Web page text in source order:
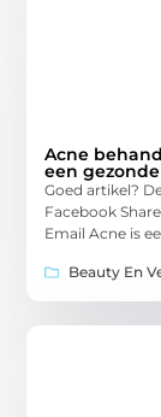
Acne
een
Goed artikel?
Facebook
Email Acne is
Beauty En